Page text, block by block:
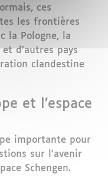
ces
les frontières
la Pologne, la
d’autres pays
clandestine
et l’espace
importante pour
sur l'avenir
Schengen.